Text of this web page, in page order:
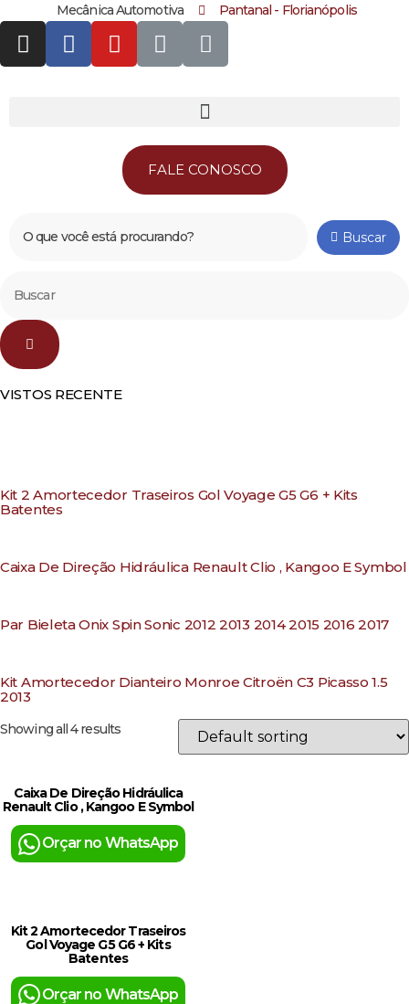
Mecânica Automotiva Pantanal - Florianópolis
FALE CONOSCO
Buscar
VISTOS RECENTE
Kit 2 Amortecedor Traseiros Gol Voyage G5 G6 + Kits
Batentes
Caixa De Direção Hidráulica Renault Clio , Kangoo E Symbol
Par Bieleta Onix Spin Sonic 2012 2013 2014 2015 2016 2017
Kit Amortecedor Dianteiro Monroe Citroën C3 Picasso 1.5
2013
Showing all 4 results
Caixa De Direção Hidráulica
Renault Clio , Kangoo E Symbol
Orçar no WhatsApp
Kit 2 Amortecedor Traseiros
Gol Voyage G5 G6 + Kits
Batentes
Orçar no WhatsApp